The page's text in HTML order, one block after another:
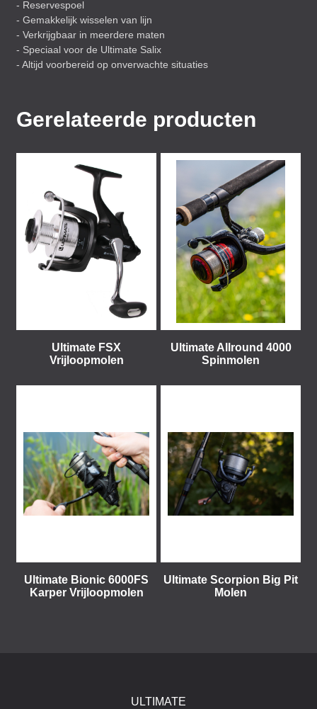
- Reservespoel
- Gemakkelijk wisselen van lijn
- Verkrijgbaar in meerdere maten
- Speciaal voor de Ultimate Salix
- Altijd voorbereid op onverwachte situaties
Gerelateerde producten
Ultimate FSX
Vrijloopmolen
Ultimate Allround 4000
Spinmolen
Ultimate Bionic 6000FS
Karper Vrijloopmolen
Ultimate Scorpion Big Pit
Molen
ULTIMATE